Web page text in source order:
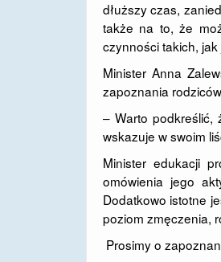
dłuższy czas,
także na to, że
czynności takich,
Minister Anna
zapoznania
– Warto
wskazuje w swoim
Minister edukacji
omówienia jego
Dodatkowo istotne
poziom zmęczenia,
Prosimy o